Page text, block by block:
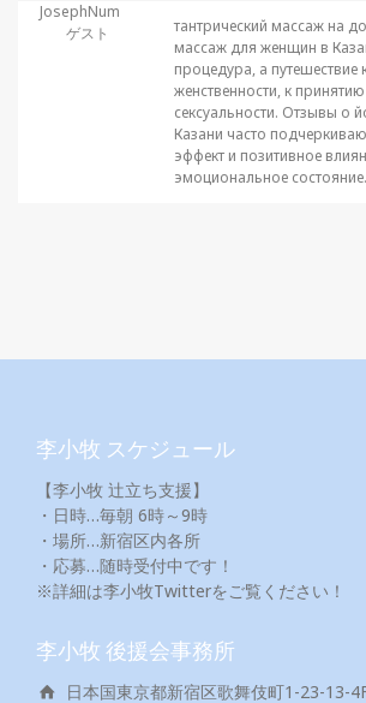
JosephNum
ゲスト
тантрический массаж на
массаж для женщин в
процедура, а путешествие
женственности, к
сексуальности. Отзывы о
Казани часто
эффект и позитивное
эмоциональное состояние.
李小牧 スケジュール
【李小牧 辻立ち支援】
・日時…毎朝 6時～9時
・場所…新宿区内各所
・応募…随時受付中です！
※詳細は李小牧Twitterをご覧ください！
李小牧 後援会事務所
日本国東京都新宿区歌舞伎町1-23-13-